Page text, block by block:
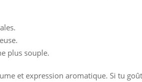
plus souple.
et expression aromatique. Si tu